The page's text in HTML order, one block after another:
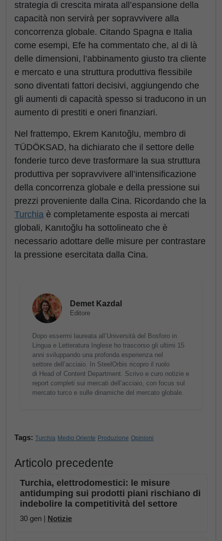
strategia di crescita mirata all’espansione della
capacità non servirà per sopravvivere alla
concorrenza globale. Citando Spagna e Italia
come esempi, Efe ha commentato che, al di là
delle dimensioni, l’abbinamento giusto tra cliente
e mercato e una struttura produttiva flessibile
sono diventati fattori decisivi, aggiungendo che
gli aumenti di capacità spesso si traducono in un
aumento di prestiti e oneri finanziari.
Nel frattempo, Ekrem Kanıtoğlu, membro di
TÜDÖKSAD, ha dichiarato che il settore delle
fonderie turco deve trasformare la sua struttura
produttiva per sopravvivere all’intensificazione
della concorrenza globale e della pressione sui
prezzi proveniente dalla Cina. Ricordando che la
Turchia è completamente esposta ai mercati
globali, Kanıtoğlu ha sottolineato che è
necessario adottare delle misure per contrastare
la pressione esercitata dalla Cina.
Demet Kazdal
Editore
Dopo essermi laureata all’Università del Bosforo in
Lingua e Letteratura Inglese ho trascorso gli ultimi 15
anni sviluppando una profonda esperienza nel
settore dell’acciaio. In SteelOrbis ricopro il ruolo
di Head of Content Department. Scrivo e curo notizie e
report completi sui mercati dell’acciaio, con focus sul
mercato turco e sulle dinamiche del mercato globale.
Tags: Turchia Medio Oriente Produzione Opinioni
Articolo precedente
Turchia, elettrodomestici: le misure
antidumping sui prodotti piani rischiano di
indebolire la competitività del settore
30 gen | Notizie